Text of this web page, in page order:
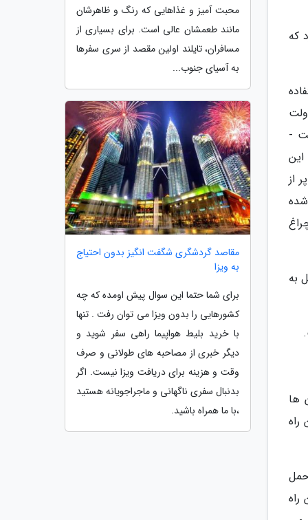
که
-
از
به
ها
محبت آمیز و غذاهایی که رنگ و ظاهرشان
مانند طعمشان عالی است. برای بسیاری از
مسافران، تایلند اولین مقصد از سری سفرها
به آسیای جنوب...
مقاصد گردشگری شگفت انگیز بدون احتیاج
به ویزا
برای شما حتما این سوال پیش اومده که چه
کشورهایی را بدون ویزا می توان رفت . تنها
با خرید بلیط هواپیما راهی سفر شوید و
دیگر خبری از مصاحبه های طولانی و صرف
وقت و هزینه برای دریافت ویزا نیست. اگر
بدنبال سفری ناگهانی و ماجراجویانه هستید
،با ما همراه باشید.